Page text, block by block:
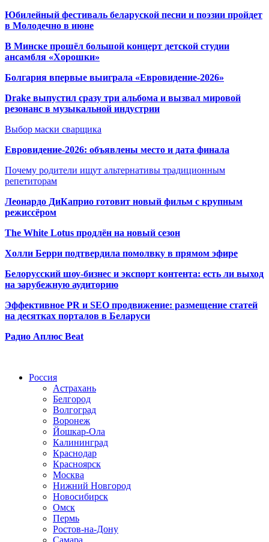
Юбилейный фестиваль беларуской песни и поэзии пройдет
в Молодечно в июне
В Минске прошёл большой концерт детской студии
ансамбля «Хорошки»
Болгария впервые выиграла «Евровидение-2026»
Drake выпустил сразу три альбома и вызвал мировой
резонанс в музыкальной индустрии
Выбор маски сварщика
Евровидение-2026: объявлены место и дата финала
Почему родители ищут альтернативы традиционным
репетиторам
Леонардо ДиКаприо готовит новый фильм с крупным
режиссёром
The White Lotus продлён на новый сезон
Холли Берри подтвердила помолвку в прямом эфире
Белорусский шоу-бизнес и экспорт контента: есть ли выход
на зарубежную аудиторию
Эффективное PR и SEO продвижение: размещение статей
на десятках порталов в Беларуси
Радио Аплюс Beat
Россия
Астрахань
Белгород
Волгоград
Воронеж
Йошкар-Ола
Калининград
Краснодар
Красноярск
Москва
Нижний Новгород
Новосибирск
Омск
Пермь
Ростов-на-Дону
Самара